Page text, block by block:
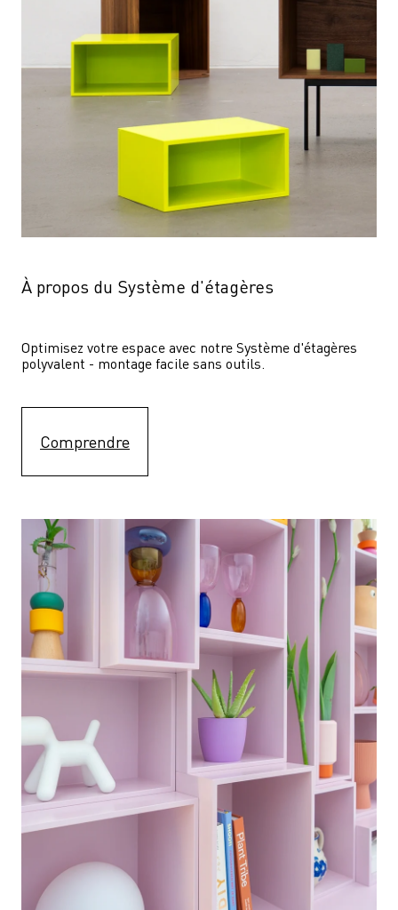
À propos du Système d'étagères
Optimisez votre espace avec notre Système d'étagères
polyvalent - montage facile sans outils.
Comprendre